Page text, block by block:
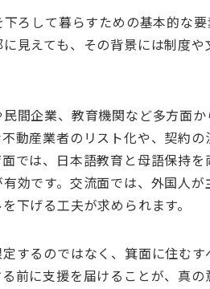
下ろして暮らすための基本的な
見えても、その背景には制度
間企業、教育機関など多方面
動産業者のリスト化や、契約
では、日本語教育と母語保持
効です。交流面では、外国人
下げる工夫が求められます。
するのではなく、箕面に住む
前に支援を届けることが、真